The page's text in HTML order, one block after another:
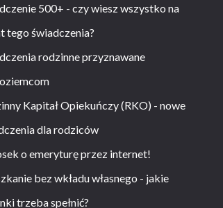
500+ - czy wiesz wszystko na
tego świadczenia?
rodzinne przyznawane
Kapitał Opiekuńczy (RKO) - nowe
dla rodziców
o emeryturę przez internet!
bez wkładu własnego - jakie
trzeba spełnić?